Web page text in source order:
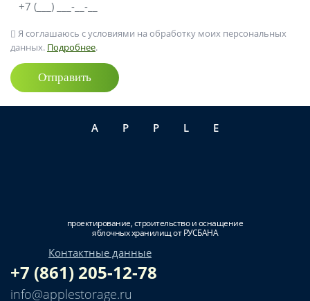
Я соглашаюсь с условиями на обработку моих персональных
данных. Подробнее.
Отправить
APPLE
проектирование, строительство и оснащение
яблочных хранилищ от РУСБАНА
Контактные данные
+7 (861) 205-12-78
info@applestorage.ru